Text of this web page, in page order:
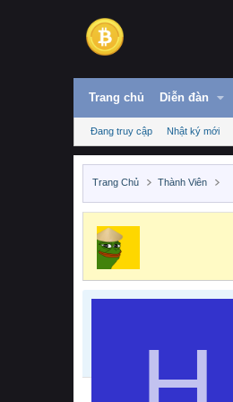
Trang chủ Diễn đàn
Đang truy cập Nhật ký mới
Trang Chủ Thành Viên